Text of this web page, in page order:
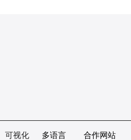
可视化 多语言 合作网站